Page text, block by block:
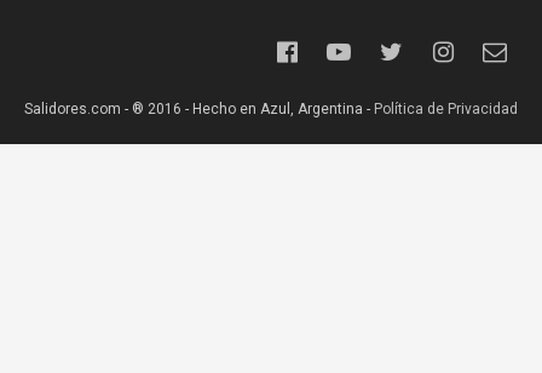
Salidores.com - ® 2016 - Hecho en Azul, Argentina - Política de Privacidad